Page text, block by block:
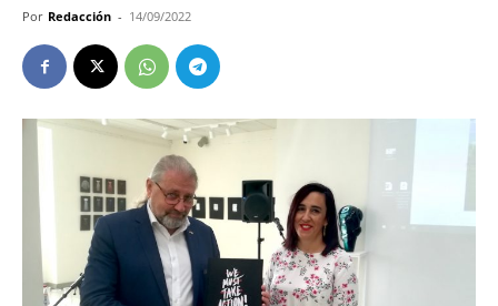
Por Redacción - 14/09/2022